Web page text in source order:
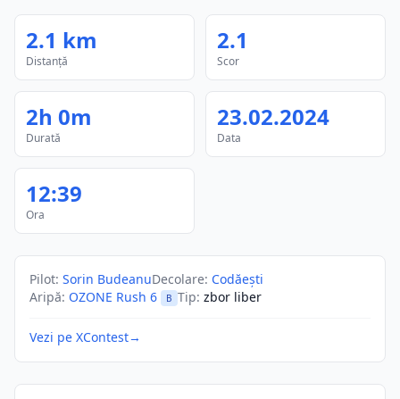
2.1 km
Distanță
2.1
Scor
2h 0m
Durată
23.02.2024
Data
12:39
Ora
Pilot: Sorin BudeanuDecolare: Codăești
Aripă: OZONE Rush 6 B Tip: zbor liber
Vezi pe XContest→